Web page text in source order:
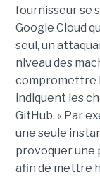
fournisseur se
Google Cloud
seul, un
niveau des
compromettre
indiquent les
GitHub. « Par
une seule
provoquer une
afin de mettre